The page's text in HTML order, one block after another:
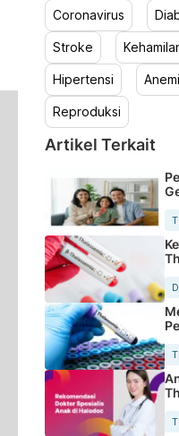
Coronavirus
Stroke
Hipertensi
Reproduksi
Artikel Terkait